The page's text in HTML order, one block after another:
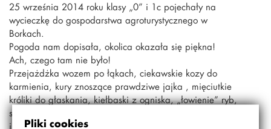
Pliki cookies
25 września 2014 roku klasy „0” i 1c pojechały na
wycieczkę do gospodarstwa agroturystycznego w
Borkach.
Pogoda nam dopisała, okolica okazała się piękna!
Ach, czego tam nie było!
Przejażdżka wozem po łąkach, ciekawskie kozy do
karmienia, kury znoszące prawdziwe jajka , mięciutkie
króliki do głaskania, kiełbaski z ogniska, „łowienie” ryb,
strzelanie z łuku, plac zabaw, mnóstwo śmiechu, radości
i dobrej i zabawy. Gwoździem programu były jednak